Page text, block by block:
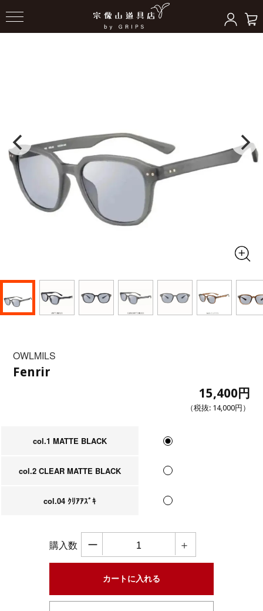
OWLMILS
Fenrir
15,400円
（税抜: 14,000円 ）
col.1 MATTE BLACK
col.2 CLEAR MATTE BLACK
col.04 ｸﾘｱｱｽﾞｷ
購入数 ー ＋